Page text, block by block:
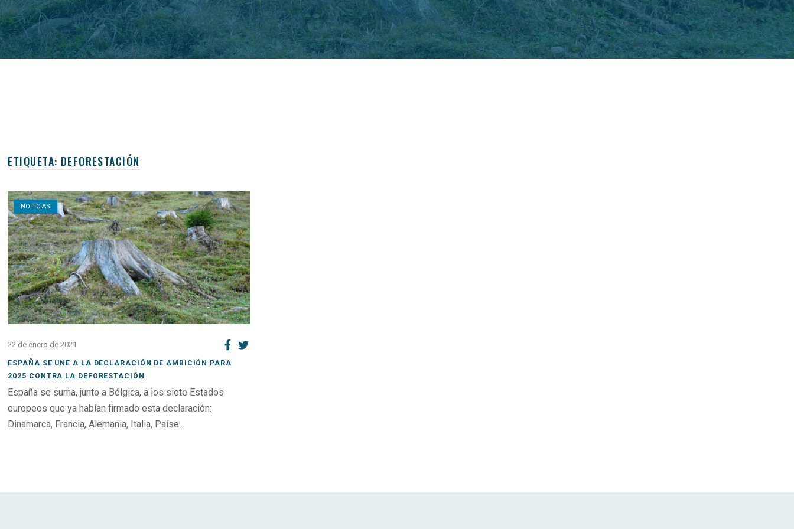
ETIQUETA: DEFORESTACIÓN
NOTICIAS
Open post
22 de enero de 2021
ESPAÑA SE UNE A LA DECLARACIÓN DE AMBICIÓN PARA
2025 CONTRA LA DEFORESTACIÓN
España se suma, junto a Bélgica, a los siete Estados
europeos que ya habían firmado esta declaración:
Dinamarca, Francia, Alemania, Italia, Paíse...